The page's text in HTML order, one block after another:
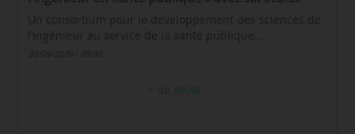
Un consortium pour le développement des sciences de
l’ingénieur au service de la santé publique…
+ de news